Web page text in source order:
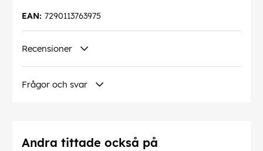
7290113763975
EAN:
Recensioner
Frågor och svar
Andra tittade också på